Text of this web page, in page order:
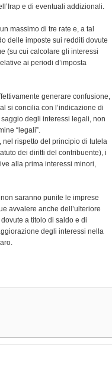
e di eventuali addizionali.
massimo di tre rate e, a tal
delle imposte sui redditi dovute
(su cui calcolare gli interessi
ai periodi d’imposta
generare confusione,
si concilia con l’indicazione di
degli interessi legali, non
“legali”.
rispetto del principio di tutela
dei diritti del contribuente), i
alla prima interessi minori,
saranno punite le imprese
avvalere anche dell’ulteriore
a titolo di saldo e di
degli interessi nella